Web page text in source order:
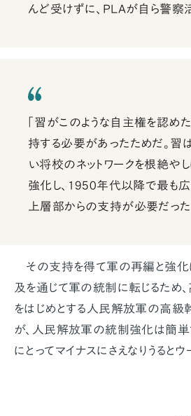
んど受けずに、PLAが自ら警察
「習がこのような自主権を認め
持する必要があったためだ。習
い将校のネットワークを根絶や
強化し、1950年代以降で最も広
上層部からの支持が必要だった」
その支持を得て軍の再編と強化
及を通じて軍の統制に転じるた
をはじめとする人民解放軍の高級
が、人民解放軍の統制強化は簡単
にとってマイナスにさえなりうると